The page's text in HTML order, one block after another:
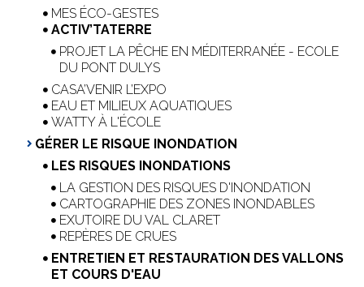
MES ÉCO-GESTES
ACTIV’TATERRE
PROJET LA PÊCHE EN MÉDITERRANÉE - ECOLE
DU PONT DULYS
CASA’VENIR L’EXPO
EAU ET MILIEUX AQUATIQUES
WATTY À L'ÉCOLE
GÉRER LE RISQUE INONDATION
LES RISQUES INONDATIONS
LA GESTION DES RISQUES D'INONDATION
CARTOGRAPHIE DES ZONES INONDABLES
EXUTOIRE DU VAL CLARET
REPÈRES DE CRUES
ENTRETIEN ET RESTAURATION DES VALLONS
ET COURS D'EAU